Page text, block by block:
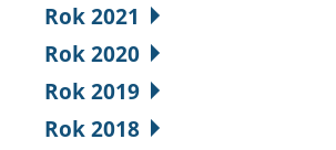
Rok 2021
Rok 2020
Rok 2019
Rok 2018